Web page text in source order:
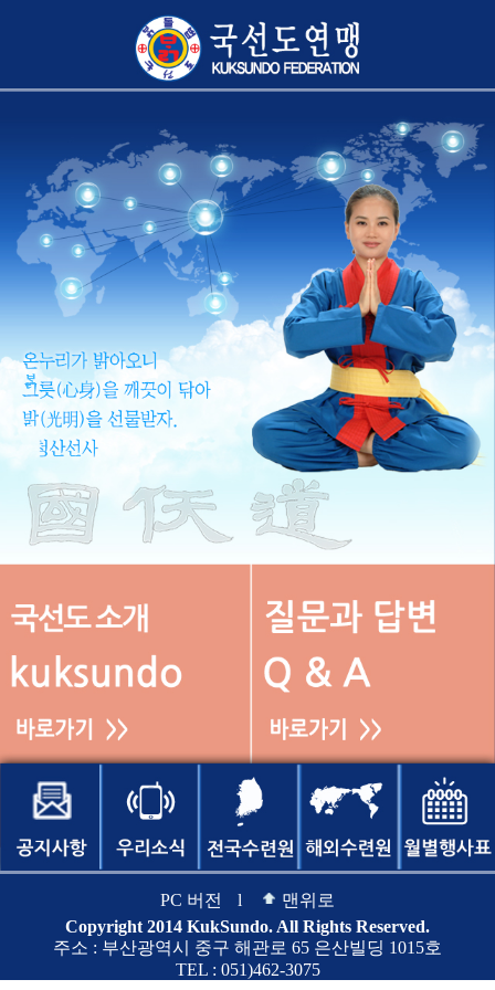
PC 버전 l
맨위로
Copyright 2014 KukSundo. All Rights Reserved.
주소 : 부산광역시 중구 해관로 65 은산빌딩 1015호
TEL : 051)462-3075